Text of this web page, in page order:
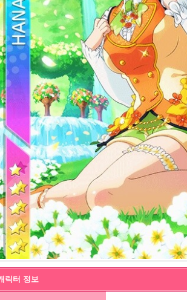
릭터 정보